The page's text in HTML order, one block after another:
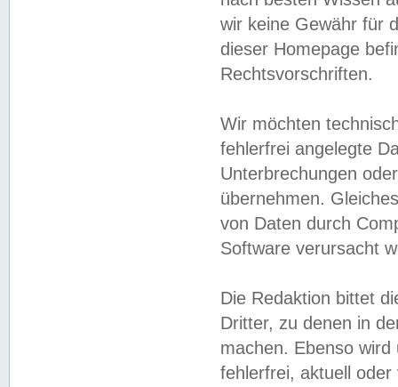
wir keine Gewähr für
dieser Homepage
Rechtsvorschriften.
Wir möchten
fehlerfrei angelegte
Unterbrechungen
übernehmen.
von Daten durch
Software verursacht
Die Redaktion bittet
Dritter, zu denen in
machen. Ebenso
fehlerfrei, aktuell oder